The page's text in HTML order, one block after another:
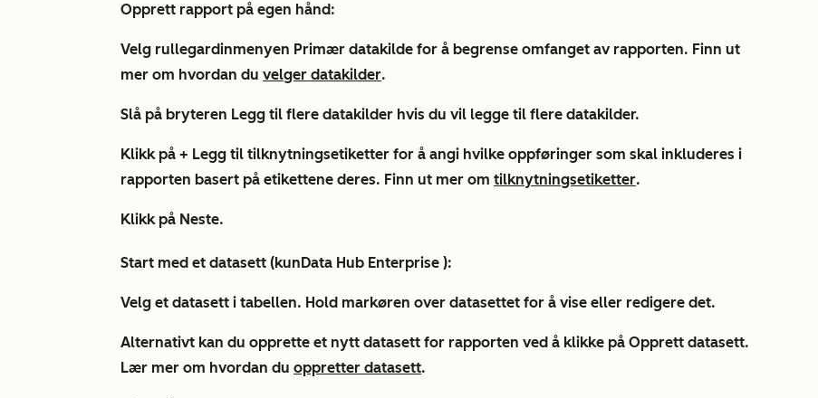
Opprett rapport på egen hånd:
Velg rullegardinmenyen Primær datakilde for å begrense omfanget av rapporten. Finn ut
mer om hvordan du velger datakilder.
Slå på bryteren Legg til flere datakilder hvis du vil legge til flere datakilder.
Klikk på + Legg til tilknytningsetiketter for å angi hvilke oppføringer som skal inkluderes i
rapporten basert på etikettene deres. Finn ut mer om tilknytningsetiketter.
Klikk på Neste.
Start med et datasett (kunData Hub Enterprise ):
Velg et datasett i tabellen. Hold markøren over datasettet for å vise eller redigere det.
Alternativt kan du opprette et nytt datasett for rapporten ved å klikke på Opprett datasett.
Lær mer om hvordan du oppretter datasett.